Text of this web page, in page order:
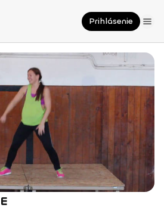
Prihlásenie